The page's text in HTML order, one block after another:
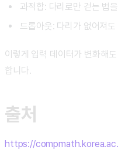
과적합: 다리로만 걷는 법
드롭아웃: 다리가 없어져
이렇게 입력 데이터가 변화해
합니다.
출처
https://